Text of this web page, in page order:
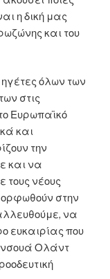
η δική μας
και του
όλων των
στις
Ευρωπαϊκό
και
την
και να
τους νέους
στην
να
ευκαιρίας που
Ολάντ